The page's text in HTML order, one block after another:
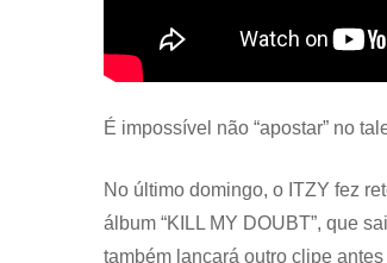
É impossível não “apostar” no
No último domingo, o ITZY fez
álbum “KILL MY DOUBT”, que
também lançará outro clipe antes